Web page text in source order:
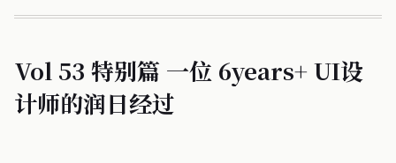
Vol 53 特别篇 一位 6years+ UI设
计师的润日经过